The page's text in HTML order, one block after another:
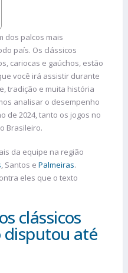
dos palcos mais
país. Os clássicos
cariocas e gaúchos, estão
você irá assistir durante
tradição e muita história
analisar o desempenho
de 2024, tanto os jogos no
Brasileiro.
da equipe na região
, Santos e Palmeiras.
eles que o texto
clássicos
disputou até